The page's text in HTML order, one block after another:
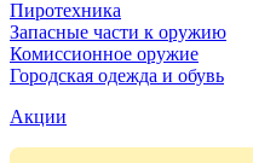
Пиротехника
Запасные части к оружию
Комиссионное оружие
Городская одежда и обувь
Акции